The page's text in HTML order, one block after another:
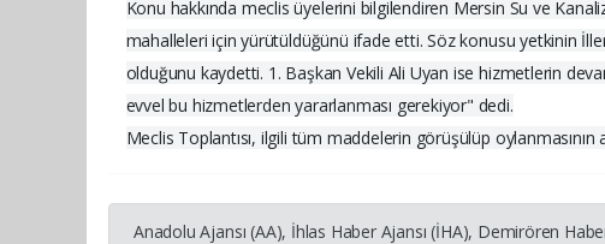
Konu hakkında meclis üyelerini bilgilendiren Mersin Su ve
mahalleleri için yürütüldüğünü ifade etti. Söz konusu yetkinin
olduğunu kaydetti. 1. Başkan Vekili Ali Uyan ise hizmetlerin
evvel bu hizmetlerden yararlanması gerekiyor" dedi.
Meclis Toplantısı, ilgili tüm maddelerin görüşülüp oylanmasının
Anadolu Ajansı (AA), İhlas Haber Ajansı (İHA), Demirören